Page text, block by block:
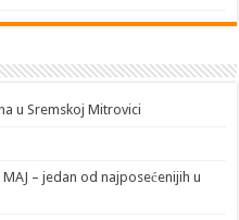
u Sremskoj Mitrovici
– jedan od najposećenijih u